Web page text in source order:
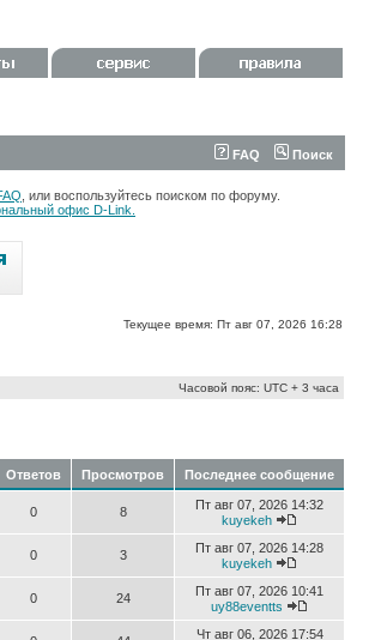
FAQ Поиск
, или воспользуйтесь поиском по форуму.
офис D-Link.
Текущее время: Пт авг 07, 2026 16:28
Часовой пояс: UTC + 3 часа
Ответов Просмотров Последнее сообщение
0 8
Пт авг 07, 2026 14:32
kuyekeh
0 3
Пт авг 07, 2026 14:28
kuyekeh
0 24
Пт авг 07, 2026 10:41
uy88eventts
Чт авг 06, 2026 17:54